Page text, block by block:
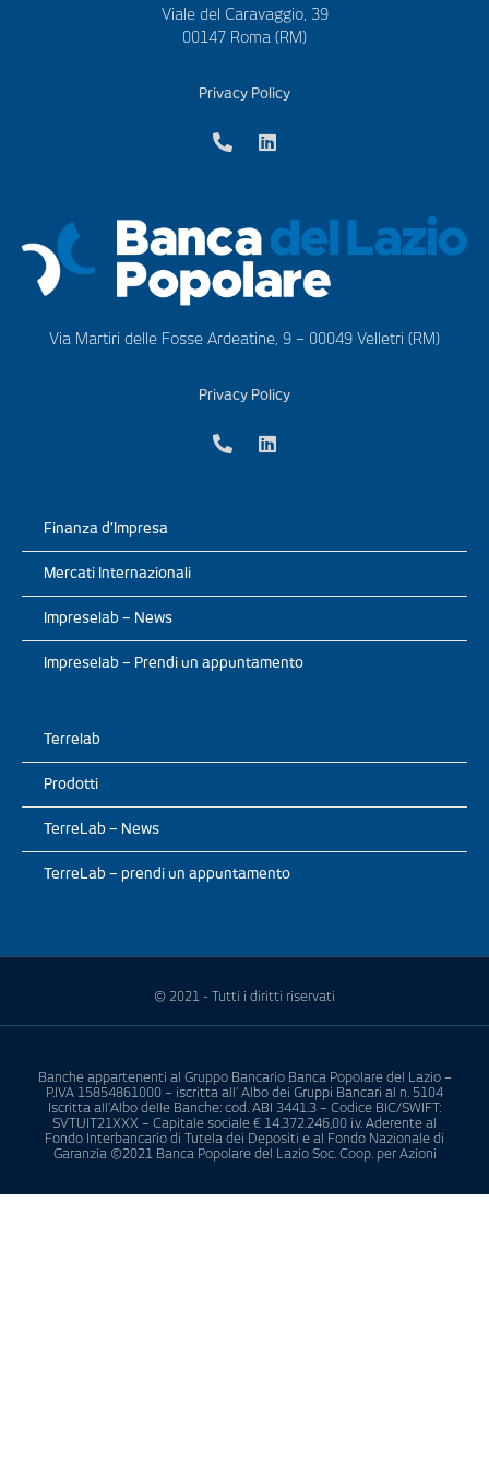
Viale del Caravaggio, 39
00147 Roma (RM)
Privacy Policy
Via Martiri delle Fosse Ardeatine, 9 – 00049 Velletri (RM)
Privacy Policy
Finanza d’Impresa
Mercati Internazionali
Impreselab – News
Impreselab – Prendi un appuntamento
Terrelab
Prodotti
TerreLab – News
TerreLab – prendi un appuntamento
© 2021 - Tutti i diritti riservati
Banche appartenenti al Gruppo Bancario Banca Popolare del Lazio –
P.IVA 15854861000 – iscritta all’ Albo dei Gruppi Bancari al n. 5104
Iscritta all’Albo delle Banche: cod. ABI 3441.3 – Codice BIC/SWIFT:
SVTUIT21XXX – Capitale sociale € 14.372.246,00 i.v. Aderente al
Fondo Interbancario di Tutela dei Depositi e al Fondo Nazionale di
Garanzia ©2021 Banca Popolare del Lazio Soc. Coop. per Azioni